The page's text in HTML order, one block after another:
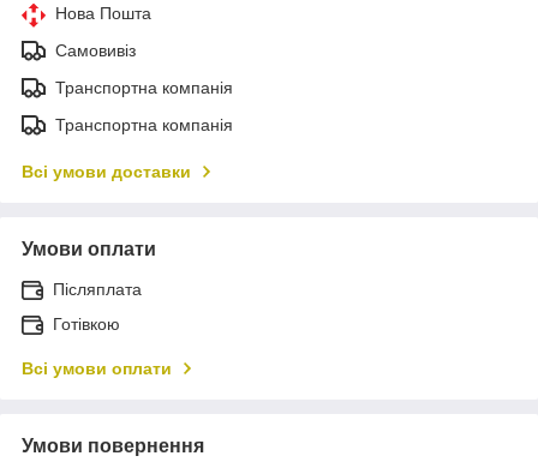
Нова Пошта
Самовивіз
Транспортна компанія
Транспортна компанія
Всі умови доставки
Умови оплати
Післяплата
Готівкою
Всі умови оплати
Умови повернення